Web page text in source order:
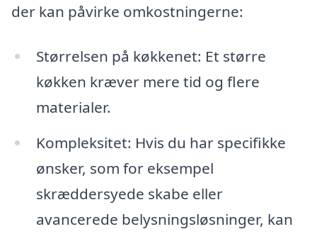
der kan påvirke omkostningerne:
Størrelsen på køkkenet: Et større
køkken kræver mere tid og flere
materialer.
Kompleksitet: Hvis du har specifikke
ønsker, som for eksempel
skræddersyede skabe eller
avancerede belysningsløsninger, kan